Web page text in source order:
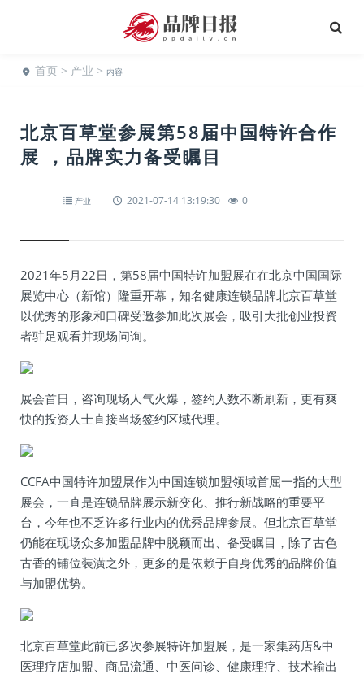
首页 > 产业 > 内容
北京百草堂参展第58届中国特许合作
展 ，品牌实力备受瞩目
产业 2021-07-14 13:19:30 0
2021年5月22日，第58届中国特许加盟展在在北京中国国际
展览中心（新馆）隆重开幕，知名健康连锁品牌北京百草堂
以优秀的形象和口碑受邀参加此次展会，吸引大批创业投资
者驻足观看并现场问询。
展会首日，咨询现场人气火爆，签约人数不断刷新，更有爽
快的投资人士直接当场签约区域代理。
CCFA中国特许加盟展作为中国连锁加盟领域首屈一指的大型
展会，一直是连锁品牌展示新变化、推行新战略的重要平
台，今年也不乏许多行业内的优秀品牌参展。但北京百草堂
仍能在现场众多加盟品牌中脱颖而出、备受瞩目，除了古色
古香的铺位装潢之外，更多的是依赖于自身优秀的品牌价值
与加盟优势。
北京百草堂此前已多次参展特许加盟展，是一家集药店&中
医理疗店加盟、商品流通、中医问诊、健康理疗、技术输出